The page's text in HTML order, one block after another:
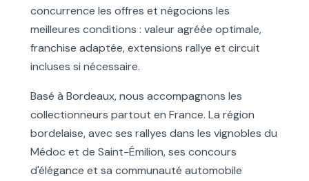
concurrence les offres et négocions les
meilleures conditions : valeur agréée optimale,
franchise adaptée, extensions rallye et circuit
incluses si nécessaire.
Basé à Bordeaux, nous accompagnons les
collectionneurs partout en France. La région
bordelaise, avec ses rallyes dans les vignobles du
Médoc et de Saint-Émilion, ses concours
d'élégance et sa communauté automobile